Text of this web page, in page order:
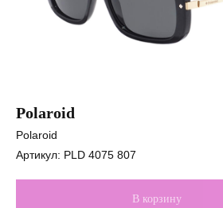
Polaroid
Polaroid
Артикул: PLD 4075 807
В корзину